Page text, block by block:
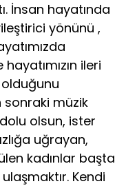
İnsan hayatında
yönünü ,
ileri
sonraki müzik
olsun, ister
uğrayan,
kadınlar başta
Kendi